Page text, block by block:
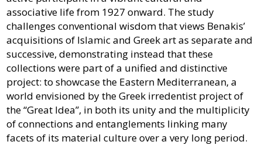
associative life from 1927 onward. The study
challenges conventional wisdom that views Benakis’
acquisitions of Islamic and Greek art as separate and
successive, demonstrating instead that these
collections were part of a unified and distinctive
project: to showcase the Eastern Mediterranean, a
world envisioned by the Greek irredentist project of
the “Great Idea”, in both its unity and the multiplicity
of connections and entanglements linking many
facets of its material culture over a very long period.